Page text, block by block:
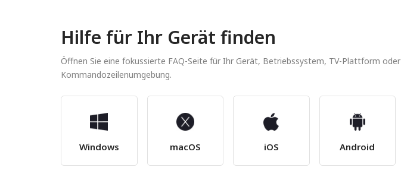
Hilfe für Ihr Gerät finden
Öffnen Sie eine fokussierte FAQ-Seite für Ihr Gerät, Betriebssystem, TV-Plattform oder
Kommandozeilenumgebung.
Windows macOS iOS Android